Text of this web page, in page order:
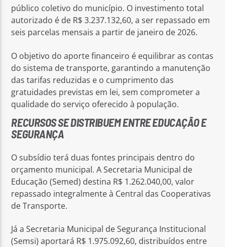
público coletivo do município. O investimento total
autorizado é de R$ 3.237.132,60, a ser repassado em
seis parcelas mensais a partir de janeiro de 2026.
O objetivo do aporte financeiro é equilibrar as contas
do sistema de transporte, garantindo a manutenção
das tarifas reduzidas e o cumprimento das
gratuidades previstas em lei, sem comprometer a
qualidade do serviço oferecido à população.
RECURSOS SE DISTRIBUEM ENTRE EDUCAÇÃO E
SEGURANÇA
O subsídio terá duas fontes principais dentro do
orçamento municipal. A Secretaria Municipal de
Educação (Semed) destina R$ 1.262.040,00, valor
repassado integralmente à Central das Cooperativas
de Transporte.
Já a Secretaria Municipal de Segurança Institucional
(Semsi) aportará R$ 1.975.092,60, distribuídos entre